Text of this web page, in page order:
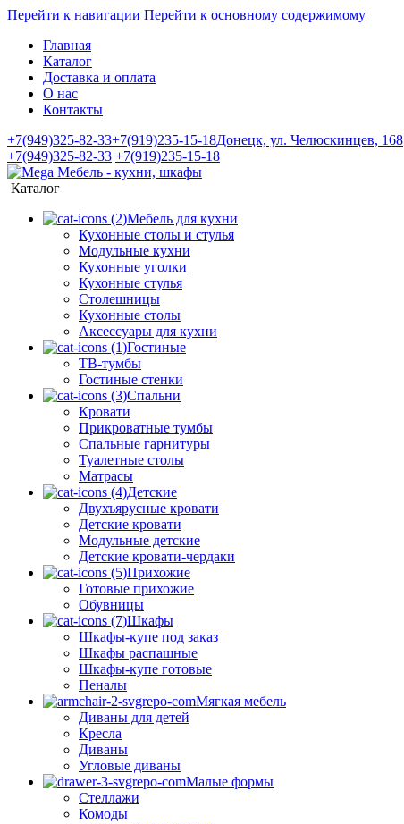
Перейти к навигации Перейти к основному содержимому
Главная
Каталог
Доставка и оплата
О нас
Контакты
+7(949)325-82-33+7(919)235-15-18Донецк, ул. Челюскинцев, 168
+7(949)325-82-33 +7(919)235-15-18
Каталог
Мебель для кухни
Кухонные столы и стулья
Модульные кухни
Кухонные уголки
Кухонные стулья
Столешницы
Кухонные столы
Аксессуары для кухни
Гостиные
ТВ-тумбы
Гостиные стенки
Спальни
Кровати
Прикроватные тумбы
Спальные гарнитуры
Туалетные столы
Матрасы
Детские
Двухъярусные кровати
Детские кровати
Модульные детские
Детские кровати-чердаки
Прихожие
Готовые прихожие
Обувницы
Шкафы
Шкафы-купе под заказ
Шкафы распашные
Шкафы-купе готовые
Пеналы
Мягкая мебель
Диваны для детей
Кресла
Диваны
Угловые диваны
Малые формы
Стеллажи
Комоды